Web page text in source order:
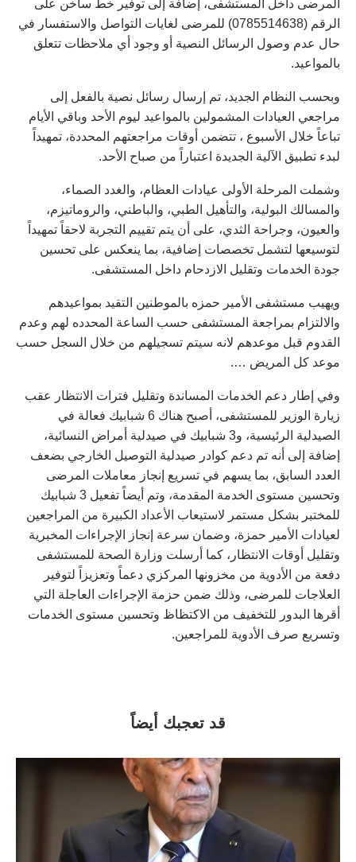
المرضى داخل المستشفى، إضافة إلى توفير خط ساخن على
الرقم (0785514638) للمرضى لغايات التواصل والاستفسار في
حال عدم وصول الرسائل النصية أو وجود أي ملاحظات تتعلق
بالمواعيد.
وبحسب النظام الجديد، تم إرسال رسائل نصية بالفعل إلى
مراجعي العيادات المشمولين بالمواعيد ليوم الأحد وباقي الأيام
تباعاً خلال الأسبوع ، تتضمن أوقات مراجعتهم المحددة، تمهيداً
لبدء تطبيق الآلية الجديدة اعتباراً من صباح الأحد.
وشملت المرحلة الأولى عيادات العظام، والغدد الصماء،
والمسالك البولية، والتأهيل الطبي، والباطني، والروماتيزم،
والعيون، وجراحة الثدي، على أن يتم تقييم التجربة لاحقاً تمهيداً
لتوسيعها لتشمل تخصصات إضافية، بما ينعكس على تحسين
جودة الخدمات وتقليل الازدحام داخل المستشفى.
ويهيب مستشفى الأمير حمزه بالموطنين التقيد بمواعيدهم
والالتزام بمراجعة المستشفى حسب الساعة المحدده لهم وعدم
القدوم قبل موعدهم لانه سيتم تسجيلهم من خلال السجل حسب
موعد كل المريض ….
وفي إطار دعم الخدمات المساندة وتقليل فترات الانتظار عقب
زيارة الوزير للمستشفى، أصبح هناك 6 شبابيك فعالة في
الصيدلية الرئيسية، و3 شبابيك في صيدلية أمراض النسائية،
إضافة إلى أنه تم دعم كوادر صيدلية التوصيل الخارجي بضعف
العدد السابق، بما يسهم في تسريع إنجاز معاملات المرضى
وتحسين مستوى الخدمة المقدمة، وتم أيضاً تفعيل 3 شبابيك
للمختبر بشكل مستمر لاستيعاب الأعداد الكبيرة من المراجعين
لعيادات الأمير حمزة، وضمان سرعة إنجاز الإجراءات المخبرية
وتقليل أوقات الانتظار، كما أرسلت وزارة الصحة للمستشفى
دفعة من الأدوية من مخزونها المركزي دعماً وتعزيزاً لتوفير
العلاجات للمرضى، وذلك ضمن حزمة الإجراءات العاجلة التي
أقرها البدور للتخفيف من الاكتظاظ وتحسين مستوى الخدمات
وتسريع صرف الأدوية للمراجعين.
قد تعجبك أيضاً